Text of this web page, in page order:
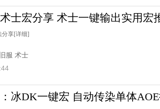
士宏分享 术士一键输出实用宏
分享[详细]
服 术士
冰DK一键宏 自动传染单体